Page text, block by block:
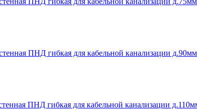
ПНД гибкая для кабельной канализации
ПНД гибкая для кабельной канализации